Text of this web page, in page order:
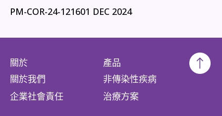
PM-COR-24-121601 DEC 2024
關於
關於我們
企業社會責任​
產品
非傳染性疾病
治療方案